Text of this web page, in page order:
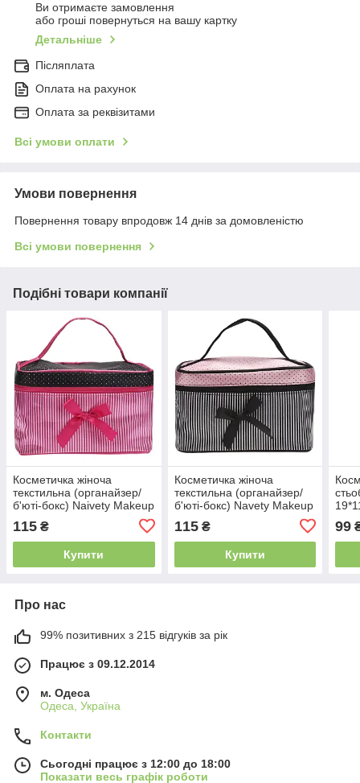
Ви отримаєте замовлення
або гроші повернуться на вашу картку
Детальніше
Післяплата
Оплата на рахунок
Оплата за реквізитами
Всі умови оплати
Умови повернення
Повернення товару впродовж 14 днів за домовленістю
Всі умови повернення
Подібні товари компанії
Косметичка жіноча
текстильна (органайзер/
б'юті-бокс) Naivety Makeup
19*12*11 см
115 ₴
Купити
Косметичка жіноча
текстильна (органайзер/
б'юті-бокс) Navety Makeup
19*12*11 см
115₴
Купити
99
Про нас
99% позитивних з 215 відгуків за рік
Працює з 09.12.2014
м. Одеса
Одеса, Україна
Контакти
Сьогодні працює з 12:00 до 18:00
Показати весь графік роботи